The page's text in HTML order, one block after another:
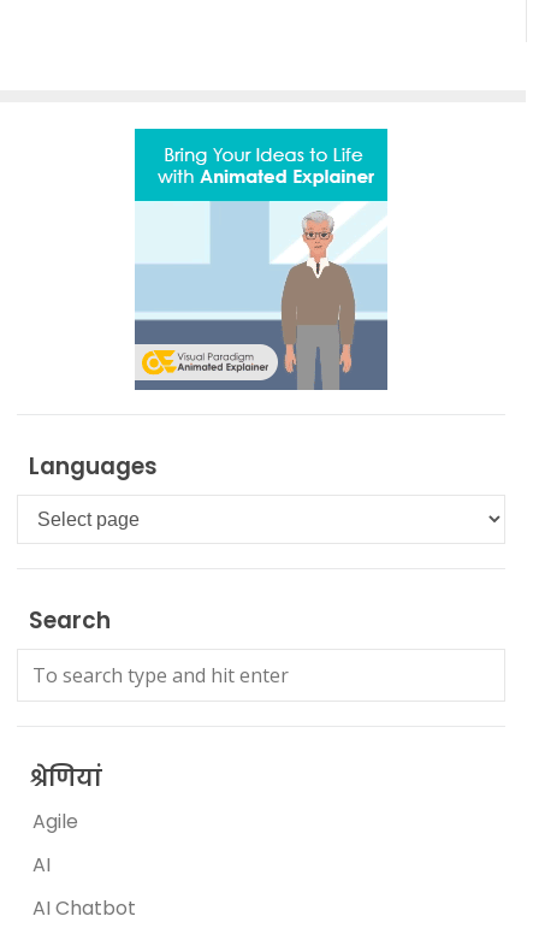
Languages
Languages
Search
श्रेणियां
Agile
AI
AI Chatbot